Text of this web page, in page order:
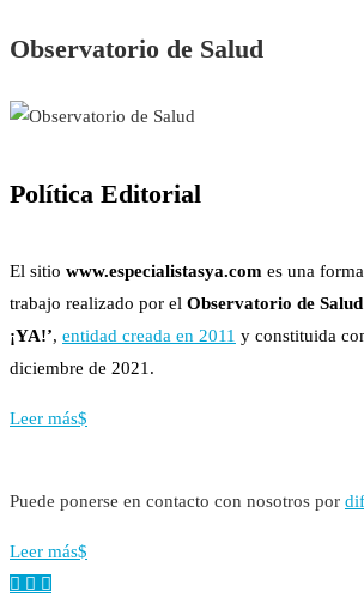
Observatorio de Salud
Política Editorial
El sitio www.especialistasya.com es una
trabajo realizado por el Observatorio de Salud
¡YA!’, entidad creada en 2011 y constituida
diciembre de 2021.
Leer más
Puede ponerse en contacto con nosotros por
Leer más